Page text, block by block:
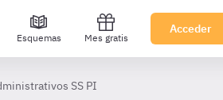
Esquemas Mes gratis
Acceder
SS PI